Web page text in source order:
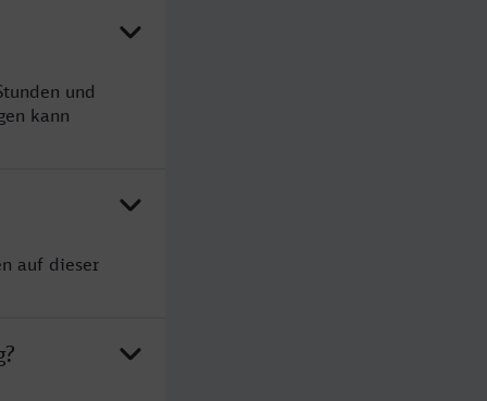
und
kann
auf dieser